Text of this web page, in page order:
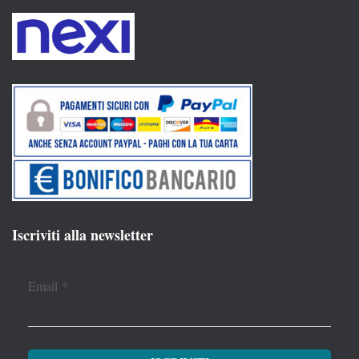
Iscriviti alla newsletter
Email *